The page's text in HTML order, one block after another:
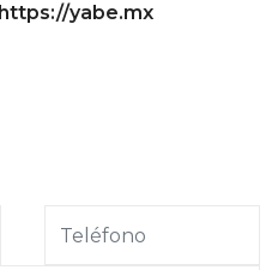
https://yabe.mx